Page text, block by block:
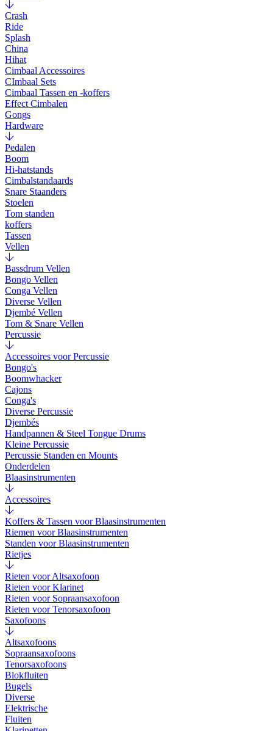
Crash
Ride
Splash
China
Hihat
Cimbaal Accessoires
CImbaal Sets
Cimbaal Tassen en -koffers
Effect Cimbalen
Gongs
Hardware
Pedalen
Boom
Hi-hatstands
Cimbalstandaards
Snare Staanders
Stoelen
Tom standen
koffers
Tassen
Vellen
Bassdrum Vellen
Bongo Vellen
Conga Vellen
Diverse Vellen
Djembé Vellen
Tom & Snare Vellen
Percussie
Accessoires voor Percussie
Bongo's
Boomwhacker
Cajons
Conga's
Diverse Percussie
Djembés
Handpannen & Steel Tongue Drums
Kleine Percussie
Percussie Standen en Mounts
Onderdelen
Blaasinstrumenten
Accessoires
Koffers & Tassen voor Blaasinstrumenten
Riemen voor Blaasinstrumenten
Standen voor Blaasinstrumenten
Rietjes
Rieten voor Altsaxofoon
Rieten voor Klarinet
Rieten voor Sopraansaxofoon
Rieten voor Tenorsaxofoon
Saxofoons
Altsaxofoons
Sopraansaxofoons
Tenorsaxofoons
Blokfluiten
Bugels
Diverse
Elektrische
Fluiten